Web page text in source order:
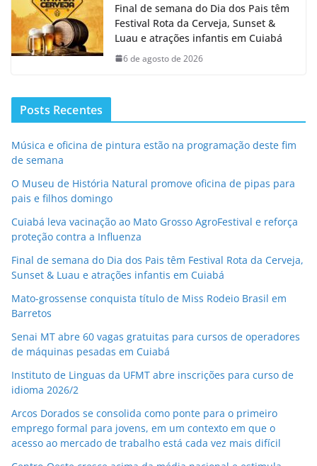
Final de semana do Dia dos Pais têm
Festival Rota da Cerveja, Sunset &
Luau e atrações infantis em Cuiabá
6 de agosto de 2026
Posts Recentes
Música e oficina de pintura estão na programação deste fim
de semana
O Museu de História Natural promove oficina de pipas para
pais e filhos domingo
Cuiabá leva vacinação ao Mato Grosso AgroFestival e reforça
proteção contra a Influenza
Final de semana do Dia dos Pais têm Festival Rota da Cerveja,
Sunset & Luau e atrações infantis em Cuiabá
Mato-grossense conquista título de Miss Rodeio Brasil em
Barretos
Senai MT abre 60 vagas gratuitas para cursos de operadores
de máquinas pesadas em Cuiabá
Instituto de Linguas da UFMT abre inscrições para curso de
idioma 2026/2
Arcos Dorados se consolida como ponte para o primeiro
emprego formal para jovens, em um contexto em que o
acesso ao mercado de trabalho está cada vez mais difícil